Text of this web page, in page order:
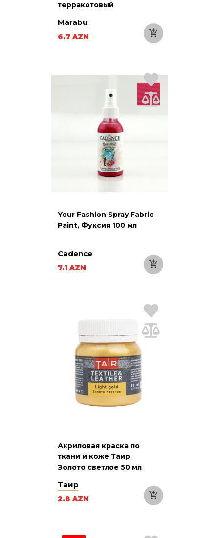
терракотовый
Marabu
6.7 AZN
Your Fashion Spray Fabric
Paint, Фуксия 100 мл
Cadence
7.1 AZN
Акриловая краска по
ткани и коже Таир,
Золото светлое 50 мл
Таир
2.8 AZN